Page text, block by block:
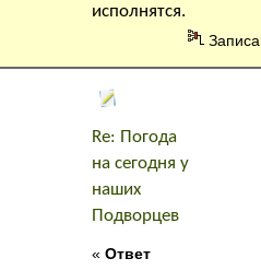
исполнятся.
Re: Погода
на сегодня у
наших
Подворцев
« Ответ